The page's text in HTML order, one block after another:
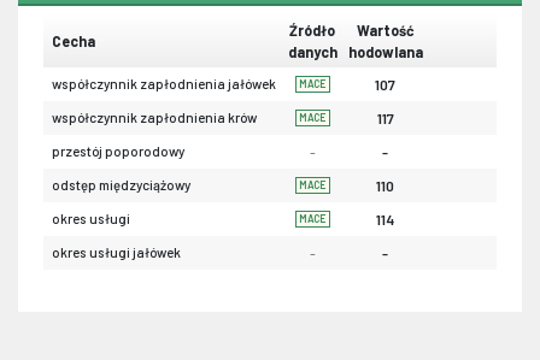
Cecha
Źródło
danych
Wartość
hodowlana
współczynnik zapłodnienia jałówek MACE 107
współczynnik zapłodnienia krów MACE 117
przestój poporodowy - -
odstęp międzyciążowy MACE 110
okres usługi MACE 114
okres usługi jałówek - -